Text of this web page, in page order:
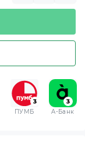
ПУМБ A-Банк